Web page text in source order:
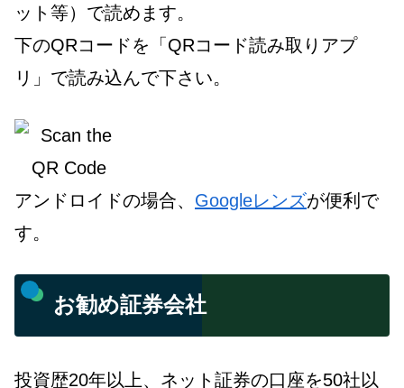
ット等）で読めます。
下のQRコードを「QRコード読み取りアプ
リ」で読み込んで下さい。
アンドロイドの場合、 Googleレンズが便利で
す。
お勧め証券会社
投資歴20年以上、ネット証券の口座を50社以